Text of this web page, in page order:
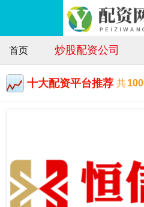
首页 炒股配资公司
十大配资平台推荐 共100